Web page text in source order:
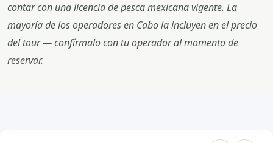
contar con una licencia de pesca mexicana vigente. La
mayoría de los operadores en Cabo la incluyen en el precio
del tour — confírmalo con tu operador al momento de
reservar.